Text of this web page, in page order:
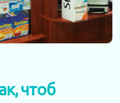
чтоб